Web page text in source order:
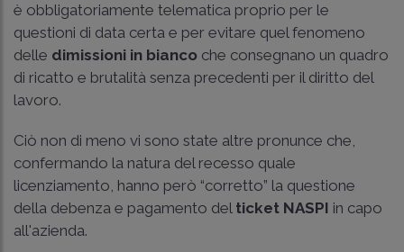
è obbligatoriamente telematica proprio per le
questioni di data certa e per evitare quel fenomeno
delle dimissioni in bianco che consegnano un quadro
di ricatto e brutalità senza precedenti per il diritto del
lavoro.
Ciò non di meno vi sono state altre pronunce che,
confermando la natura del recesso quale
licenziamento, hanno però “corretto” la questione
della debenza e pagamento del ticket NASPI in capo
all'azienda.